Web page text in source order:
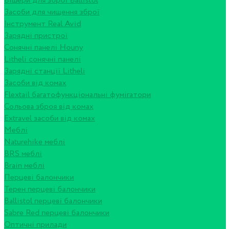
Засоби для чищення зброї
Інструмент Real Avid
Зарядні пристрої
Сонячні панелі Houny
Litheli сонячні панелі
Зарядні станції Litheli
Засоби від комах
Flextail багатофункціональні фумігатори
Сольова зброя від комах
Extravel засоби від комах
Меблі
Naturehike меблі
BRS меблі
Brain меблі
Перцеві балончики
Терен перцеві балончики
Ballistol перцеві балончики
Sabre Red перцеві балончики
Оптичні прилади